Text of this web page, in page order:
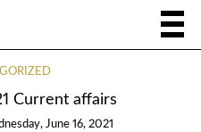
Current affairs
June 16, 2021